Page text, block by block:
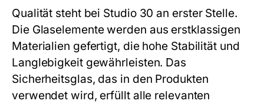
Qualität steht bei Studio 30 an erster Stelle.
Die Glaselemente werden aus erstklassigen
Materialien gefertigt, die hohe Stabilität und
Langlebigkeit gewährleisten. Das
Sicherheitsglas, das in den Produkten
verwendet wird, erfüllt alle relevanten